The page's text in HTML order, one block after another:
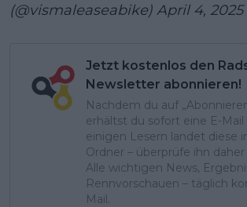
(@vismaleaseabike) April 4, 2025
Jetzt kostenlos den
Newsletter abonnieren!
Nachdem du auf
erhältst du sofort eine E-Mail
einigen Lesern landet diese
Ordner – überprüfe ihn
Alle wichtigen News,
Rennvorschauen – täglich
Mail.